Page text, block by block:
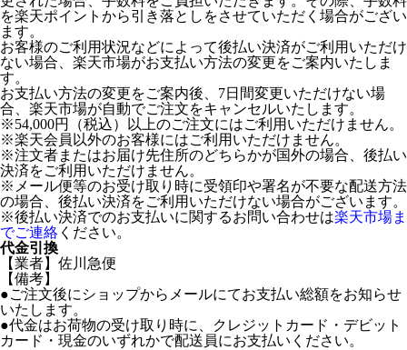
を楽天ポイントから引き落としをさせていただく場合がござい
ます。
お客様のご利用状況などによって後払い決済がご利用いただけ
ない場合、楽天市場がお支払い方法の変更をご案内いたしま
す。
お支払い方法の変更をご案内後、7日間変更いただけない場
合、楽天市場が自動でご注文をキャンセルいたします。
※54,000円（税込）以上のご注文にはご利用いただけません。
※楽天会員以外のお客様にはご利用いただけません。
※注文者またはお届け先住所のどちらかが国外の場合、後払い
決済をご利用いただけません。
※メール便等のお受け取り時に受領印や署名が不要な配送方法
の場合、後払い決済をご利用いただけない場合がございます。
※後払い決済でのお支払いに関するお問い合わせは楽天市場ま
でご連絡 ください。
代金引換
【業者】佐川急便
【備考】
●ご注文後にショップからメールにてお支払い総額をお知らせ
いたします。
●代金はお荷物の受け取り時に、クレジットカード・デビット
カード・現金のいずれかで配送員にお支払いください。